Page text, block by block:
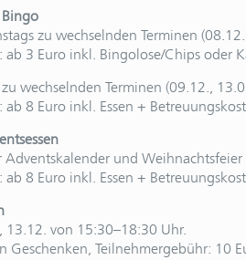
zu wechselnden Terminen
ab 3 Euro inkl. Bingolose/Chips oder
wechselnden Terminen (09.12.,
8 Euro inkl. Essen +
Adventskalender und
8 Euro inkl. Essen +
13.12. von 15:30–18:30 Uhr.
Geschenken, Teilnehmergebühr: 10